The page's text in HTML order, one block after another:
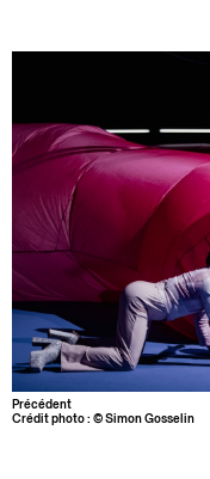
Précédent
Crédit photo : © Simon Gosselin